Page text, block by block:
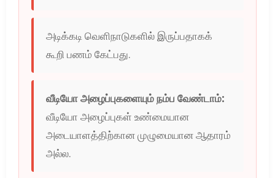
அடிக்கடி வெளிநாடுகளில் இருப்பதாகக்
கூறி பணம் கேட்பது.
வீடியோ அழைப்புகளையும் நம்ப வேண்டாம்:
வீடியோ அழைப்புகள் உண்மையான
அடையாளத்திற்கான முழுமையான ஆதாரம்
அல்ல.